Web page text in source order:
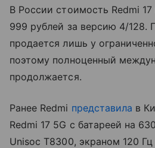
В России стоимость Redmi 17
999 рублей за версию 4/128.
продается лишь у
поэтому полноценный
продолжается.
Ранее Redmi представила в
Redmi 17 5G с батареей на
Unisoc T8300, экраном 120